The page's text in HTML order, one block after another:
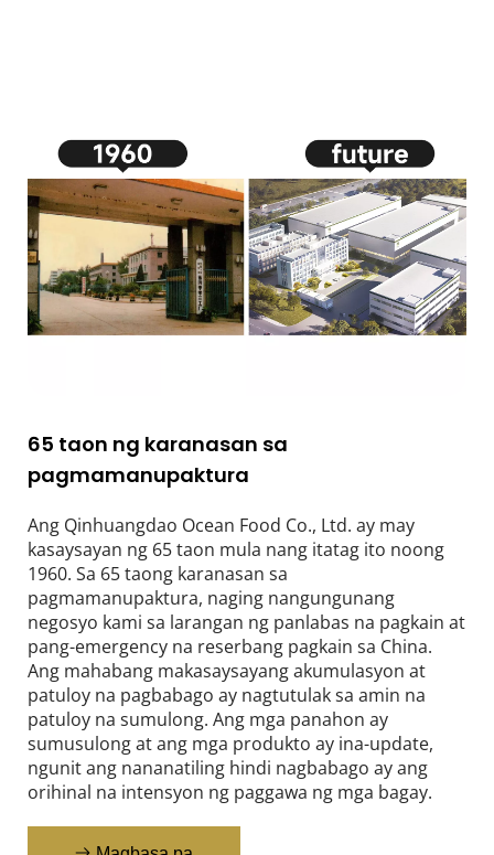
65 taon ng karanasan sa
pagmamanupaktura
Ang Qinhuangdao Ocean Food Co., Ltd. ay may
kasaysayan ng 65 taon mula nang itatag ito noong
1960. Sa 65 taong karanasan sa
pagmamanupaktura, naging nangungunang
negosyo kami sa larangan ng panlabas na pagkain at
pang-emergency na reserbang pagkain sa China.
Ang mahabang makasaysayang akumulasyon at
patuloy na pagbabago ay nagtutulak sa amin na
patuloy na sumulong. Ang mga panahon ay
sumusulong at ang mga produkto ay ina-update,
ngunit ang nananatiling hindi nagbabago ay ang
orihinal na intensyon ng paggawa ng mga bagay.